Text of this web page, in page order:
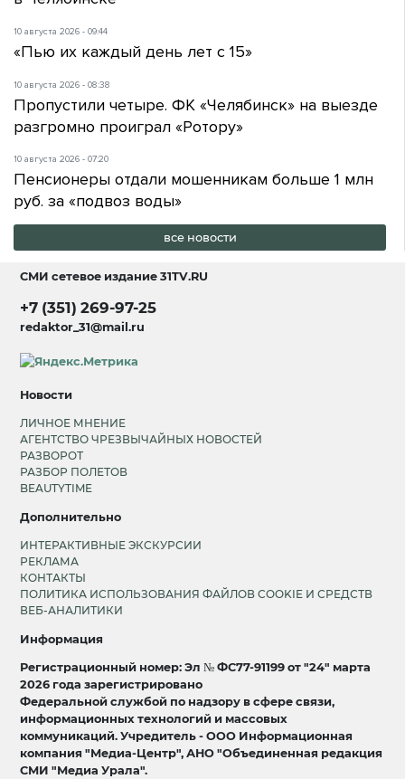
10 августа 2026 - 09:44
«Пью их каждый день лет с 15»
10 августа 2026 - 08:38
Пропустили четыре. ФК «Челябинск» на выезде
разгромно проиграл «Ротору»
10 августа 2026 - 07:20
Пенсионеры отдали мошенникам больше 1 млн
руб. за «подвоз воды»
все новости
СМИ сетевое издание31TV.RU
+7 (351) 269-97-25
redaktor_31@mail.ru
Новости
ЛИЧНОЕ МНЕНИЕ
АГЕНТСТВО ЧРЕЗВЫЧАЙНЫХ НОВОСТЕЙ
РАЗВОРОТ
РАЗБОР ПОЛЕТОВ
BEAUTYTIME
Дополнительно
ИНТЕРАКТИВНЫЕ ЭКСКУРСИИ
РЕКЛАМА
КОНТАКТЫ
ПОЛИТИКА ИСПОЛЬЗОВАНИЯ ФАЙЛОВ COOKIE И СРЕДСТВ
ВЕБ-АНАЛИТИКИ
Информация
Регистрационный номер: Эл № ФС77-91199 от "24" марта
2026 года зарегистрировано
Федеральной службой по надзору в сфере связи,
информационных технологий и массовых
коммуникаций. Учредитель - ООО Информационная
компания "Медиа-Центр", АНО "Объединенная редакция
СМИ "Медиа Урала".